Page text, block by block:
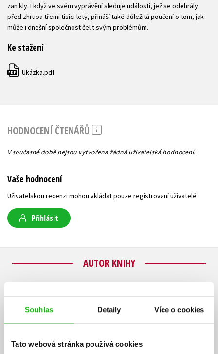
Souhlas Detaily Více o cookies
Tato webová stránka používá cookies
zanikly. I když ve svém vyprávění sleduje události, jež se odehrály
před zhruba třemi tisíci lety, přináší také důležitá poučení o tom, jak
může i dnešní společnost čelit svým problémům.
Ke stažení
PDF Ukázka.pdf
HODNOCENÍ ČTENÁŘŮ
V současné době nejsou vytvořena žádná uživatelská hodnocení.
Vaše hodnocení
Uživatelskou recenzi mohou vkládat pouze registrovaní uživatelé
Přihlásit
AUTOR KNIHY